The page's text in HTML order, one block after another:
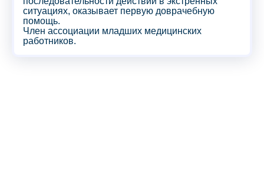
ситуациях, оказывает первую доврачебную
помощь.
Член ассоциации младших медицинских
работников.